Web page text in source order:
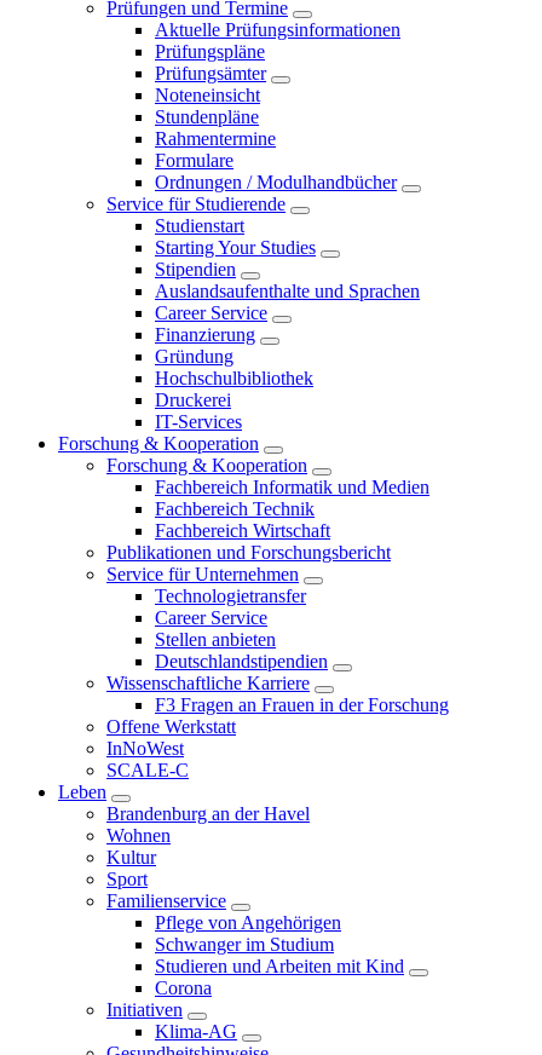
Prüfungen und Termine
Aktuelle Prüfungsinformationen
Prüfungspläne
Prüfungsämter
Noteneinsicht
Stundenpläne
Rahmentermine
Formulare
Ordnungen / Modulhandbücher
Service für Studierende
Studienstart
Starting Your Studies
Stipendien
Auslandsaufenthalte und Sprachen
Career Service
Finanzierung
Gründung
Hochschulbibliothek
Druckerei
IT-Services
Forschung & Kooperation
Forschung & Kooperation
Fachbereich Informatik und Medien
Fachbereich Technik
Fachbereich Wirtschaft
Publikationen und Forschungsbericht
Service für Unternehmen
Technologietransfer
Career Service
Stellen anbieten
Deutschlandstipendien
Wissenschaftliche Karriere
F3 Fragen an Frauen in der Forschung
Offene Werkstatt
InNoWest
SCALE-C
Leben
Brandenburg an der Havel
Wohnen
Kultur
Sport
Familienservice
Pflege von Angehörigen
Schwanger im Studium
Studieren und Arbeiten mit Kind
Corona
Initiativen
Klima-AG